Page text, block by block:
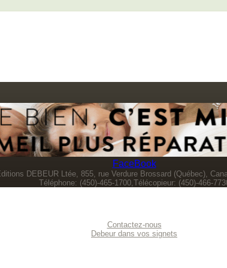
FaceBook
DEBEUR Ltée, 855, rue Verdure Brossard (Québec),
Téléphone: (450)-465-1700,Télécopieur: (450)-466-
Contactez-nous
Debeur dans vos signets